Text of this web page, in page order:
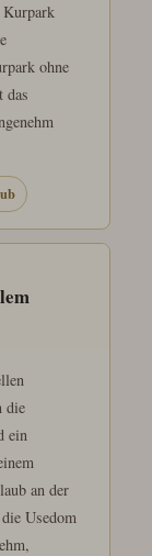
Kurpark
ohne
das
die
ein
an der
Usedom